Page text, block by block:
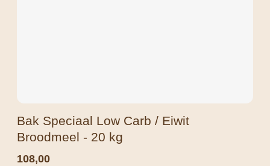
Bak Speciaal Low Carb / Eiwit
Broodmeel - 20 kg
108,00